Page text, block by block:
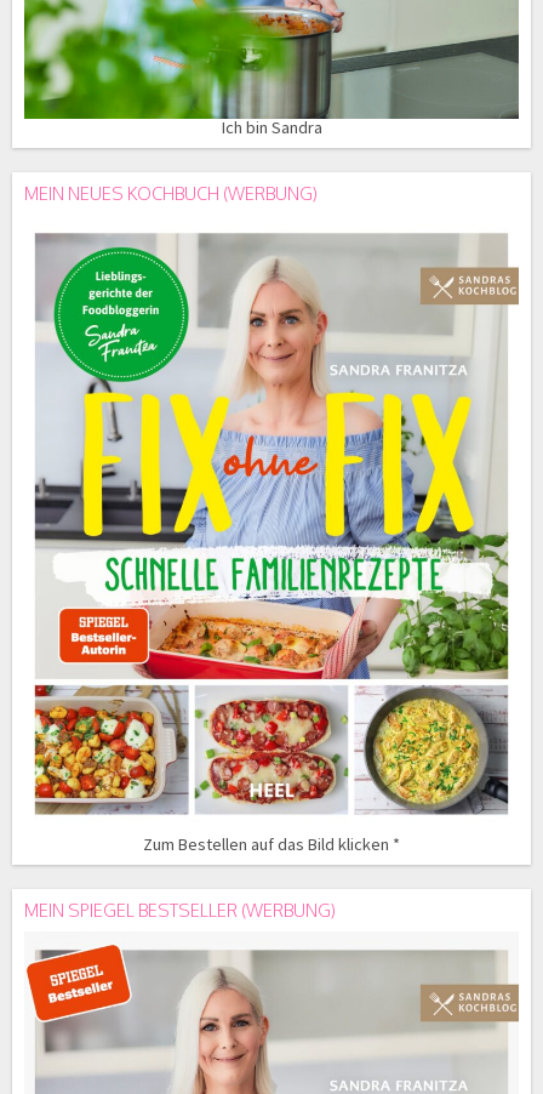
Ich bin Sandra
MEIN NEUES KOCHBUCH (WERBUNG)
Zum Bestellen auf das Bild klicken *
MEIN SPIEGEL BESTSELLER (WERBUNG)